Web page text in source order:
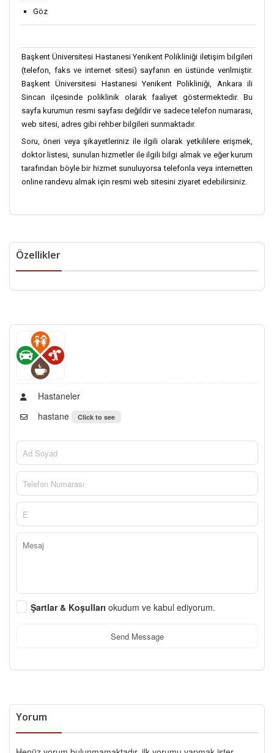
Göz
Başkent Üniversitesi Hastanesi Yenikent Polikliniği iletişim bilgileri
(telefon, faks ve internet sitesi) sayfanın en üstünde verilmiştir.
Başkent Üniversitesi Hastanesi Yenikent Polikliniği, Ankara ili
Sincan ilçesinde poliklinik olarak faaliyet göstermektedir. Bu
sayfa kurumun resmi sayfası değildir ve sadece telefon numarası,
web sitesi, adres gibi rehber bilgileri sunmaktadır.
Soru, öneri veya şikayetleriniz ile ilgili olarak yetkililere erişmek,
doktor listesi, sunulan hizmetler ile ilgili bilgi almak ve eğer kurum
tarafından böyle bir hizmet sunuluyorsa telefonla veya internetten
online randevu almak için resmi web sitesini ziyaret edebilirsiniz.
Özellikler
Hastaneler
hastane
Click to see
Şartlar & Koşulları okudum ve kabul ediyorum.
Send Message
Yorum